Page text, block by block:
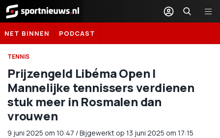
Sportnieuws.nl
NET BINNEN PODCAST
TENNIS
Prijzengeld Libéma Open |
Mannelijke tennissers verdienen
stuk meer in Rosmalen dan
vrouwen
9 juni 2025 om 10:47 /Bijgewerkt op 13 juni 2025 om 17:15